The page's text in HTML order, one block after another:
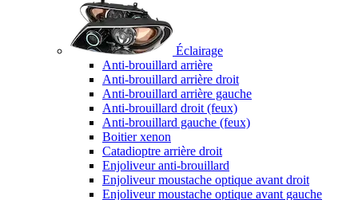
Éclairage
Anti-brouillard arrière
Anti-brouillard arrière droit
Anti-brouillard arrière gauche
Anti-brouillard droit (feux)
Anti-brouillard gauche (feux)
Boitier xenon
Catadioptre arrière droit
Enjoliveur anti-brouillard
Enjoliveur moustache optique avant droit
Enjoliveur moustache optique avant gauche